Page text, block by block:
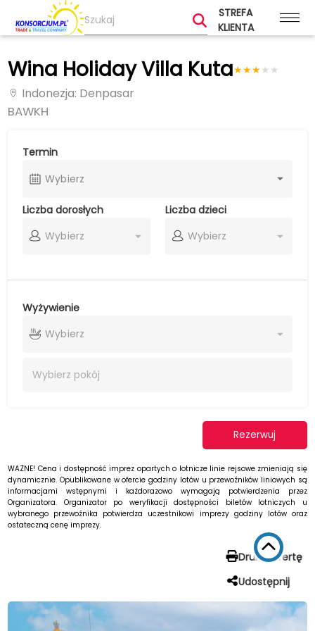
STREFA
KLIENTA
Wina Holiday Villa Kuta ★
★
★
★
★
Indonezja: Denpasar
BAWKH
Termin
Wybierz
Liczba dorosłych
Wybierz
Liczba dzieci
Wybierz
Wyżywienie
Wybierz
Wybierz pokój
Rezerwuj
WAŻNE! Cena i dostępność imprez opartych o lotnicze linie rejsowe zmieniają się
dynamicznie. Opublikowane w ofercie godziny lotów u przewoźników liniowych są
informacjami wstępnymi i każdorazowo wymagają potwierdzenia przez
Organizatora. Organizator po weryfikacji dostępności biletów lotniczych u
wybranego przewoźnika potwierdza uczestnikowi imprezy godziny lotów oraz
ostateczną cenę imprezy.
Drukuj ofertę
Udostępnij